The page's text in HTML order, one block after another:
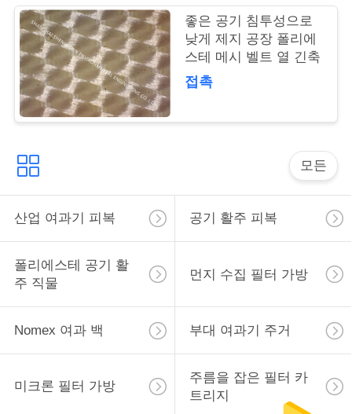
을
요
구
하
요
사
이
트
맵
PRIVACY
좋은 공기 침투성으로
낮게 제지 공장 폴리에
스테 메시 벨트 열 긴축
접촉
모든
산업 여과기 피복 공기 활주 피복
폴리에스테 공기 활
주 직물
먼지 수집 필터 가방
Nomex 여과 백 부대 여과기 주거
미크론 필터 가방
주름을 잡은 필터 카
트리지